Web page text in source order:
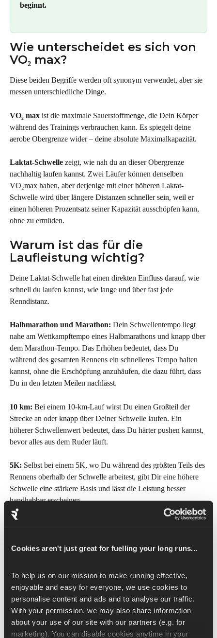
Cookies aren't just great for fuelling your long runs...
To help us on our mission to make running effective,
enjoyable and easy for everyone, we use cookies to
personalise content and ads and to analyse our traffic.
With your permission, we may also share information
about your use of our site with our partners (e.g. for
marketing). You can disable cookies anytime in your
beginnt.
Wie unterscheidet es sich von
VO₂ max?
Diese beiden Begriffe werden oft synonym verwendet, aber sie
messen unterschiedliche Dinge.
VO₂ max ist die maximale Sauerstoffmenge, die Dein Körper
während des Trainings verbrauchen kann. Es spiegelt deine
aerobe Obergrenze wider – deine absolute Maximalkapazität.
Laktat-Schwelle zeigt, wie nah du an dieser Obergrenze
nachhaltig laufen kannst. Zwei Läufer können denselben
VO₂max haben, aber derjenige mit einer höheren Laktat-
Schwelle wird über längere Distanzen schneller sein, weil er
einen höheren Prozentsatz seiner Kapazität ausschöpfen kann,
ohne zu ermüden.
Warum ist das für die
Laufleistung wichtig?
Deine Laktat-Schwelle hat einen direkten Einfluss darauf, wie
schnell du laufen kannst, wie lange und über fast jede
Renndistanz.
Halbmarathon und Marathon: Dein Schwellentempo liegt
nahe am Wettkampftempo eines Halbmarathons und knapp über
dem Marathon-Tempo. Das Erhöhen bedeutet, dass Du
während des gesamten Rennens ein schnelleres Tempo halten
kannst, ohne die Erschöpfung anzuhäufen, die dazu führt, dass
Du in den letzten Meilen nachlässt.
10 km: Bei einem 10-km-Lauf wirst Du einen Großteil der
Strecke an oder knapp über Deiner Schwelle laufen. Ein
höherer Schwellenwert bedeutet, dass Du härter pushen kannst,
bevor alles aus dem Ruder läuft.
5K: Selbst bei einem 5K, wo Du während des größten Teils des
Rennens oberhalb der Schwelle arbeitest, gibt Dir eine höhere
Schwelle eine stärkere Basis und lässt die Leistung besser
handhabbar erscheinen.
der Schwelle bist?
Du brauchst keinen Labortest, um eine Schwellenleistung zu
erkennen. Hier sind die realen Hinweise:
Atmung: Merklich anstrengender als leichtes Laufen, aber
rhythmisch und kontrolliert, kein Keuchen. Du könntest